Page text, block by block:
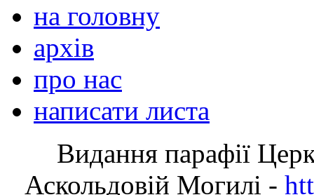
на головну
архів
про нас
написати листа
Видання парафії
Аскольдовій Могилі -